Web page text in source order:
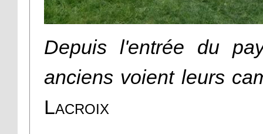
Depuis l'entrée du
anciens voient leurs
Lacroix